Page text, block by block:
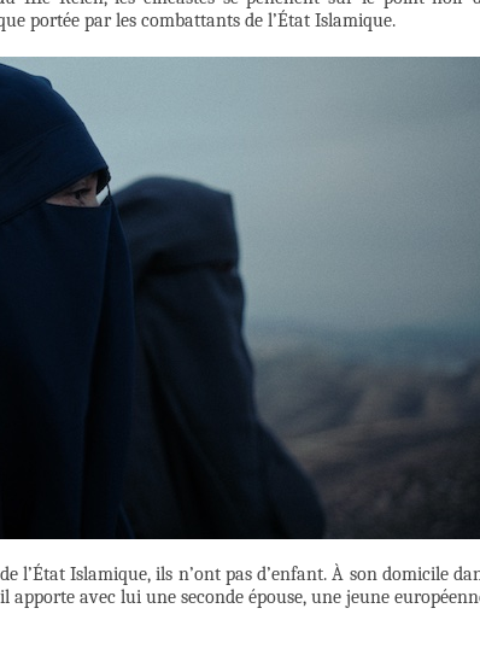
portée par les combattants de l’État Islamique.
l’État Islamique, ils n’ont pas d’enfant. À son domicile
apporte avec lui une seconde épouse, une jeune